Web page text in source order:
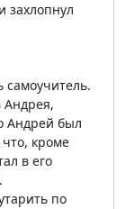
захлопнул
самоучитель.
Андрея,
Андрей был
кроме
в его
по